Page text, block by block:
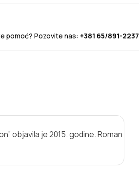
pomoć? Pozovite nas: +381 65/891-2237
objavila je 2015. godine. Roman